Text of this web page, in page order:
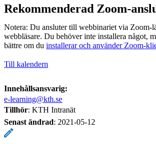
Rekommenderad Zoom-
Notera: Du ansluter till webbinariet via Zoom-
webbläsare. Du behöver inte installera något,
bättre om du installerar och använder Zoom-
Till kalendern
Innehållsansvarig:
e-learning@kth.se
Tillhör: KTH Intranät
Senast ändrad: 2021-05-12